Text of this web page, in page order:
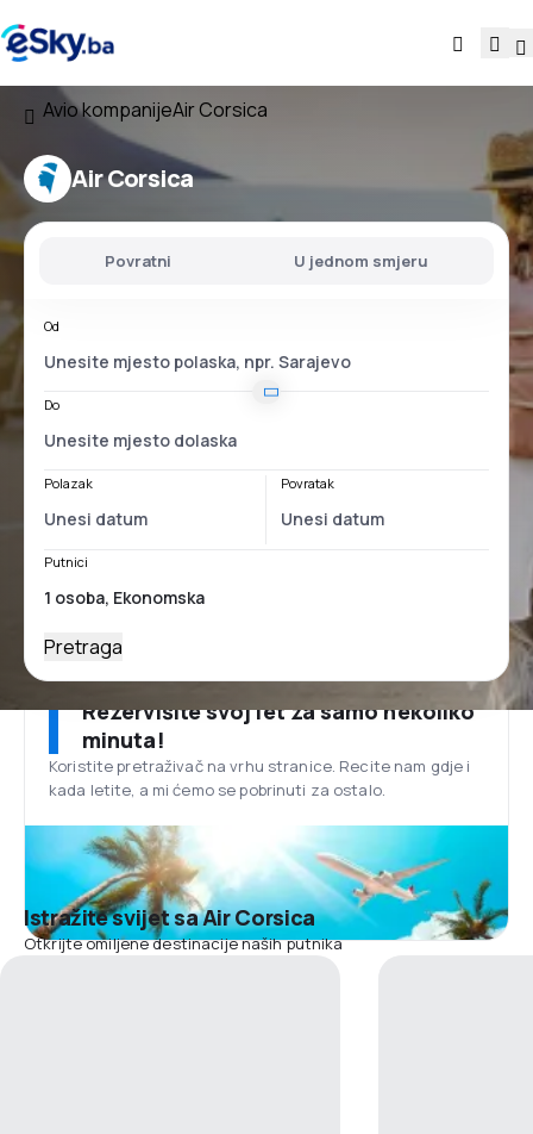
Avio kompanijeAir Corsica
Air Corsica
Povratni U jednom smjeru
Od
Do
Polazak Povratak
Putnici
Pretraga
Rezervišite svoj let za samo nekoliko
minuta!
Koristite pretraživač na vrhu stranice. Recite nam gdje i
kada letite, a mi ćemo se pobrinuti za ostalo.
Istražite svijet sa Air Corsica
Otkrijte omiljene destinacije naših putnika